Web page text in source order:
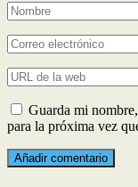
Guarda mi
para la próxima vez